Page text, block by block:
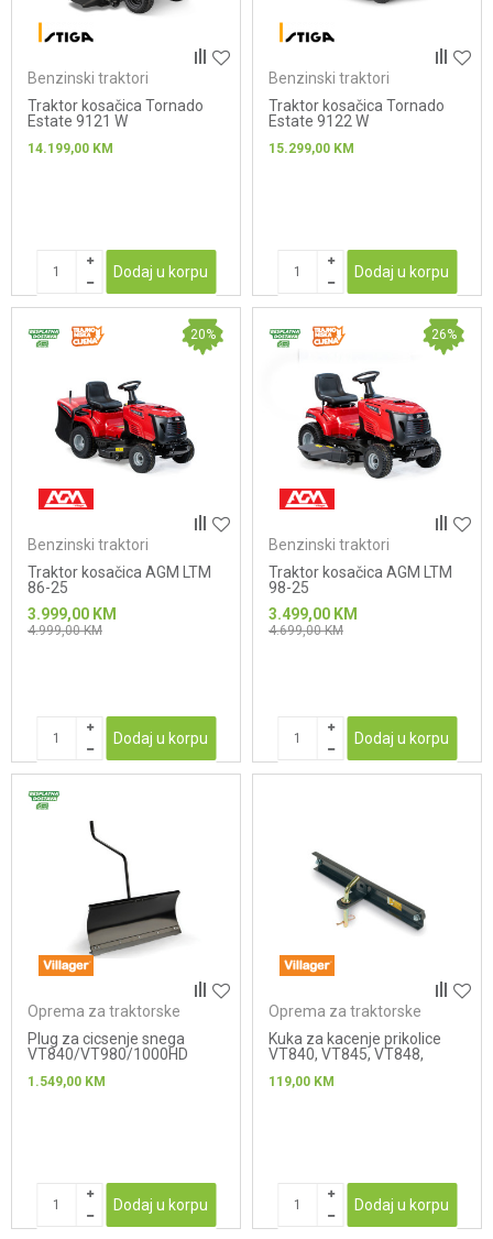
Benzinski traktori
Traktor kosačica Tornado
Estate 9121 W
14.199,00 KM
Dodaj u korpu
Benzinski traktori
Traktor kosačica Tornado
Estate 9122 W
15.299,00 KM
Dodaj u korpu
20%
Benzinski traktori
Traktor kosačica AGM LTM
86-25
3.999,00 KM
4.999,00KM
Dodaj u korpu
26%
Benzinski traktori
Traktor kosačica AGM LTM
98-25
3.499,00 KM
4.699,00KM
Dodaj u korpu
Oprema za traktorske
Plug za cicsenje snega
VT840/VT980/1000HD
1.549,00 KM
Dodaj u korpu
Oprema za traktorske
Kuka za kacenje prikolice
VT840, VT845, VT848,
VT1025HD Twin
119,00 KM
Dodaj u korpu